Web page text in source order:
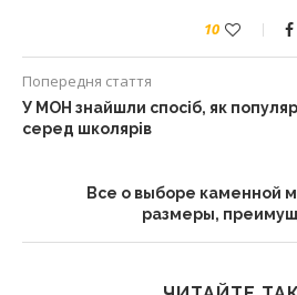
10
Попередня стаття
У МОН знайшли спосіб, як
серед школярів
Все о выборе каменной
размеры,